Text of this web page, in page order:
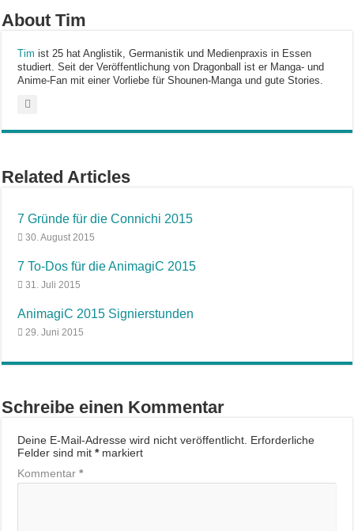
About Tim
Tim ist 25 hat Anglistik, Germanistik und Medienpraxis in Essen
studiert. Seit der Veröffentlichung von Dragonball ist er Manga- und
Anime-Fan mit einer Vorliebe für Shounen-Manga und gute Stories.
Related Articles
7 Gründe für die Connichi 2015
30. August 2015
7 To-Dos für die AnimagiC 2015
31. Juli 2015
AnimagiC 2015 Signierstunden
29. Juni 2015
Schreibe einen Kommentar
Deine E-Mail-Adresse wird nicht veröffentlicht. Erforderliche
Felder sind mit*markiert
Kommentar*